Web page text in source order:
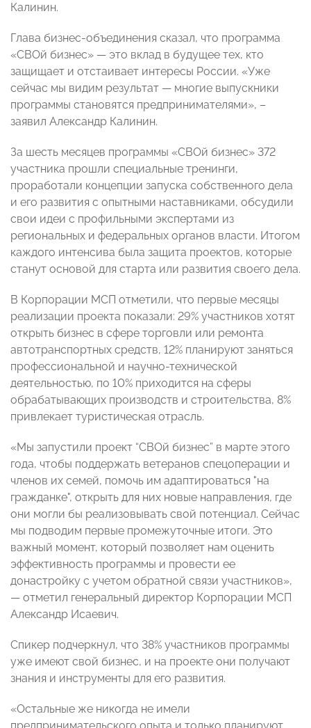
Калинин.
Глава бизнес-объединения сказал, что программа
«СВОй бизнес» — это вклад в будущее тех, кто
защищает и отстаивает интересы России. «Уже
сейчас мы видим результат — многие выпускники
программы становятся предпринимателями», –
заявил Александр Калинин.
За шесть месяцев программы «СВОй бизнес» 372
участника прошли специальные тренинги,
проработали концепции запуска собственного дела
и его развития с опытными наставниками, обсудили
свои идеи с профильными экспертами из
региональных и федеральных органов власти. Итогом
каждого интенсива была защита проектов, которые
станут основой для старта или развития своего дела.
В Корпорации МСП отметили, что первые месяцы
реализации проекта показали: 29% участников хотят
открыть бизнес в сфере торговли или ремонта
автотранспортных средств, 12% планируют заняться
профессиональной и научно-технической
деятельностью, по 10% приходится на сферы
обрабатывающих производств и строительства, 8%
привлекает туристическая отрасль.
«Мы запустили проект “СВОй бизнес” в марте этого
года, чтобы поддержать ветеранов спецоперации и
членов их семей, помочь им адаптироваться "на
гражданке", открыть для них новые направления, где
они могли бы реализовывать свой потенциал. Сейчас
мы подводим первые промежуточные итоги. Это
важный момент, который позволяет нам оценить
эффективность программы и провести ее
донастройку с учетом обратной связи участников»,
— отметил генеральный директор Корпорации МСП
Александр Исаевич.
Спикер подчеркнул, что 38% участников программы
уже имеют свой бизнес, и на проекте они получают
знания и инструменты для его развития.
«Остальные же никогда не имели